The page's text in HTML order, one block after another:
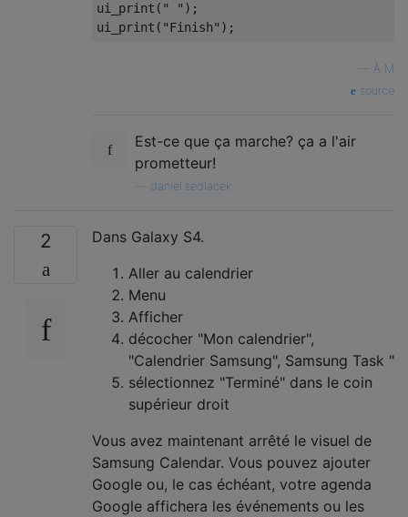
ui_print(" ");
À M
source
Est-ce que ça marche? ça a l'air
prometteur!
daniel.sedlacek
2
Dans Galaxy S4.
Aller au calendrier
Menu
Afficher
décocher "Mon calendrier",
"Calendrier Samsung", Samsung Task "
sélectionnez "Terminé" dans le coin
supérieur droit
Vous avez maintenant arrêté le visuel de
Samsung Calendar. Vous pouvez ajouter
Google ou, le cas échéant, votre agenda
Google affichera les événements ou les